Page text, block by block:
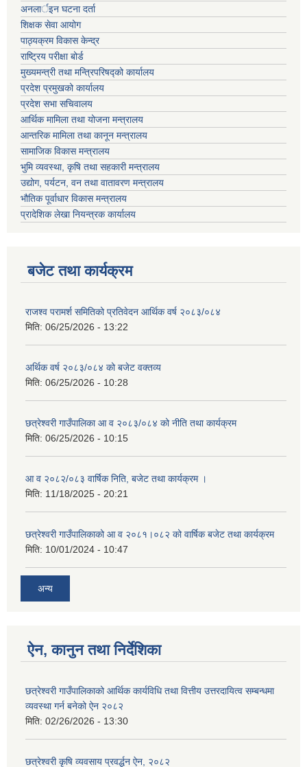
अनलार्इन घटना दर्ता
शिक्षक सेवा आयोग
पाठ्यक्रम विकास केन्द्र
राष्ट्रिय परीक्षा बोर्ड
मुख्यमन्त्री तथा मन्त्रिपरिषद्को कार्यालय
प्रदेश प्रमुखको कार्यालय
प्रदेश सभा सचिवालय
आर्थिक मामिला तथा योजना मन्त्रालय
आन्तरिक मामिला तथा कानून मन्त्रालय
सामाजिक विकास मन्त्रालय
भुमि व्यवस्था, कृषि तथा सहकारी मन्त्रालय
उद्योग, पर्यटन, वन तथा वातावरण मन्त्रालय
भौतिक पूर्वाधार विकास मन्त्रालय
प्रादेशिक लेखा नियन्त्रक कार्यालय
बजेट तथा कार्यक्रम
राजश्व परामर्श समितिको प्रतिवेदन आर्थिक वर्ष २०८३/०८४
मिति: 06/25/2026 - 13:22
अर्थिक वर्ष २०८३/०८४ को बजेट वक्तव्य
मिति: 06/25/2026 - 10:28
छत्रेश्वरी गाउँपालिका आ व २०८३/०८४ को नीति तथा कार्यक्रम
मिति: 06/25/2026 - 10:15
आ व २०८२/०८३ वार्षिक निति, बजेट तथा कार्यक्रम ।
मिति: 11/18/2025 - 20:21
छत्रेश्वरी गाउँपालिकाको आ व २०८१।०८२ को वार्षिक बजेट तथा कार्यक्रम
मिति: 10/01/2024 - 10:47
अन्य
ऐन, कानुन तथा निर्देशिका
छत्रेश्वरी गाउँपालिकाको आर्थिक कार्यविधि तथा वित्तीय उत्तरदायित्व सम्बन्धमा
व्यवस्था गर्न बनेको ऐन २०८२
मिति: 02/26/2026 - 13:30
छत्रेश्‍वरी कृषि व्यवसाय प्रवर्द्धन ऐन, २०८२